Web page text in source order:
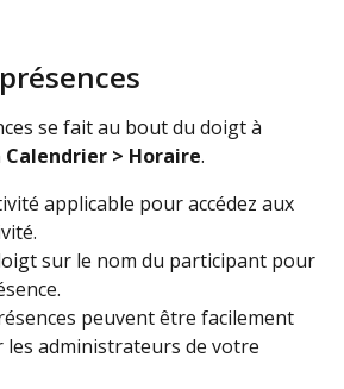
se fait au bout du doigt à
Calendrier > Horaire.
applicable pour accédez aux
sur le nom du participant pour
peuvent être facilement
les administrateurs de votre